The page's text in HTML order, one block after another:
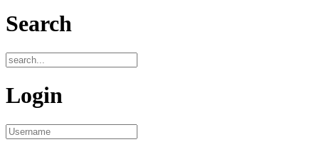
Search
Login